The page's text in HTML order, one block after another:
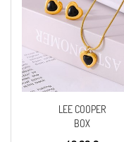
LEE COOPER
BOX